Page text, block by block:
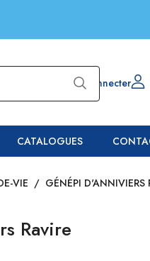
Se connecter
CATALOGUES
VIE / GÉNÉPI D'ANNIVIERS
Ravire